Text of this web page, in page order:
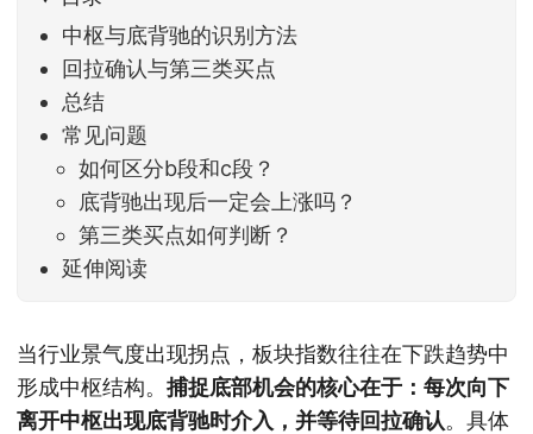
家感受到了春天般的暖风。指数涨了百点，交易额
回暖到2
中枢与底背驰的识别方法
回拉确认与第三类买点
总结
常见问题
如何区分b段和c段？
底背驰出现后一定会上涨吗？
第三类买点如何判断？
延伸阅读
当行业景气度出现拐点，板块指数往往在下跌趋势中
形成中枢结构。 捕捉底部机会的核心在于：每次向下
离开中枢出现底背驰时介入，并等待回拉确认。具体